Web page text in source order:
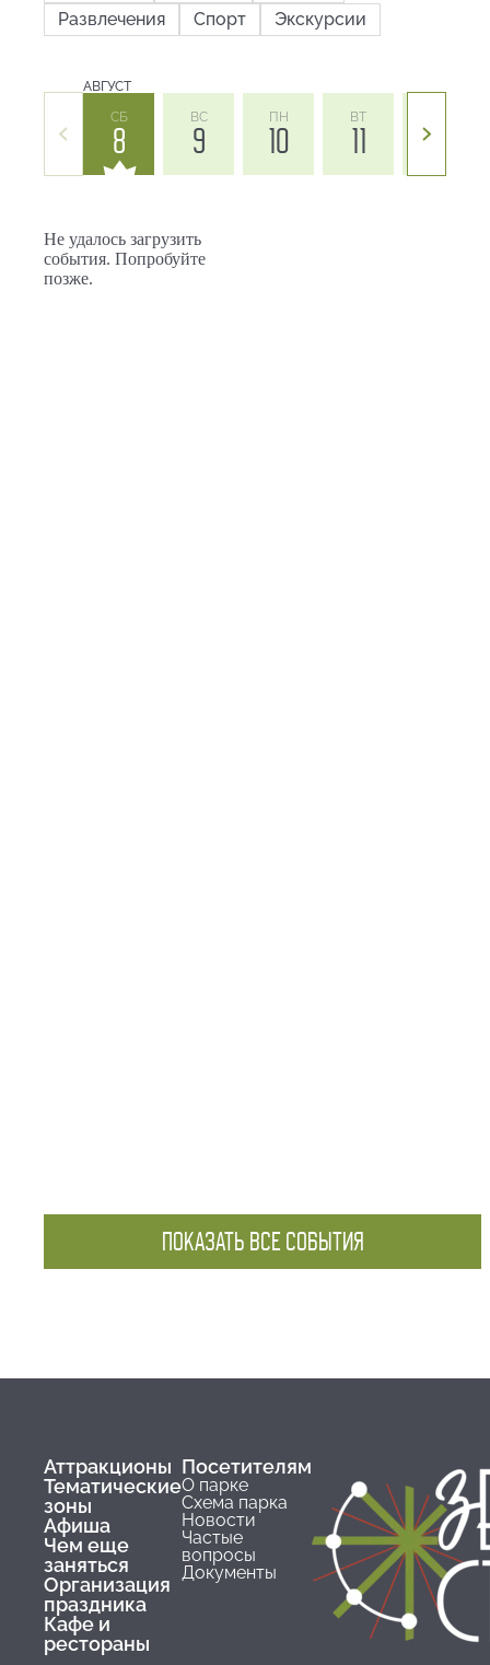
Развлечения
Спорт Экскурсии
АВГУСТ
СБ
8
ВС
9
ПН
10
ВТ
11 12
Не удалось загрузить
события. Попробуйте
позже.
ПОКАЗАТЬ ВСЕ СОБЫТИЯ
Аттракционы
Тематические
зоны
Афиша
Чем еще
заняться
Организация
праздника
Кафе и
рестораны
Посетителям
О парке
Схема парка
Новости
Частые
вопросы
Документы